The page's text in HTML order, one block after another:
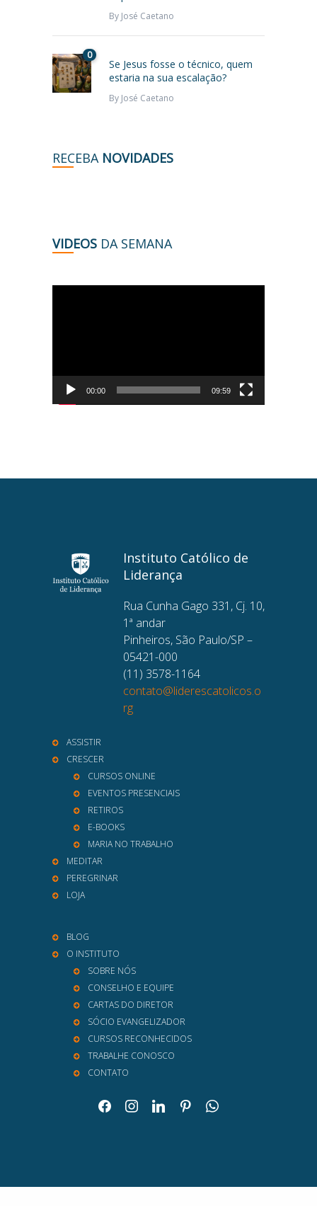
By José Caetano
0
Se Jesus fosse o técnico, quem
estaria na sua escalação?
By José Caetano
RECEBA NOVIDADES
VIDEOS DA SEMANA
00:00 09:59
Instituto Católico de
Liderança
Rua Cunha Gago 331, Cj. 10,
1ª andar
Pinheiros, São Paulo/SP –
05421-000
(11) 3578-1164
contato@liderescatolicos.o
rg
ASSISTIR
CRESCER
CURSOS ONLINE
EVENTOS PRESENCIAIS
RETIROS
E-BOOKS
MARIA NO TRABALHO
MEDITAR
PEREGRINAR
LOJA
BLOG
O INSTITUTO
SOBRE NÓS
CONSELHO E EQUIPE
CARTAS DO DIRETOR
SÓCIO EVANGELIZADOR
CURSOS RECONHECIDOS
TRABALHE CONOSCO
CONTATO
facebookinstagramlinkedinpinterestwhatsapp